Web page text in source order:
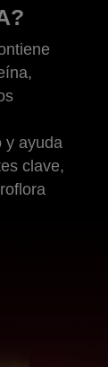
y ayuda
clave,